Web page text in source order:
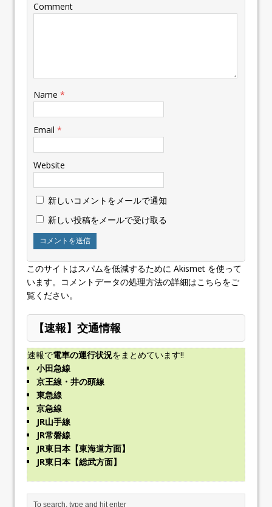
Comment
Name *
Email *
Website
新しいコメントをメールで通知
新しい投稿をメールで受け取る
このサイトはスパムを低減するために Akismet を使って
います。 コメントデータの処理方法の詳細はこちらをご
覧ください。
【速報】交通情報
速報で電車の運行状況をまとめています!!
小田急線
京王線・井の頭線
東急線
京急線
JR山手線
JR常磐線
JR東日本【東海道方面】
JR東日本【総武方面】